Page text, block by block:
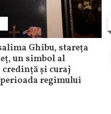
Ghibu, stareța
un simbol al
și curaj
regimului